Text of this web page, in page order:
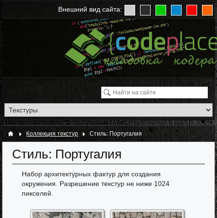
Внешний вид сайта:
Коллекция текстур Стиль: Португалия
Стиль: Португалия
Набор архитектурных фактур для создания
окружения. Разрешение текстур не ниже 1024
пикселей.